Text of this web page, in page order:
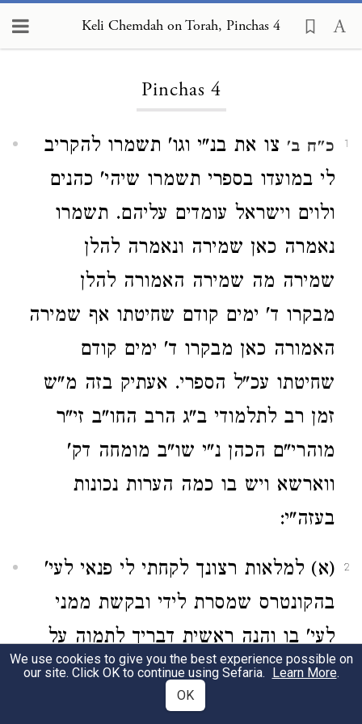
Keli Chemdah on Torah, Pinchas 4
Pinchas 4
1 כ"ח ב' צו את בנ"י וגו' תשמרו להקריב
לי במועדו בספרי תשמרו שיהי' כהנים
ולוים וישראל עומדים עליהם. תשמרו
נאמרה כאן שמירה ונאמרה להלן
שמירה מה שמירה האמורה להלן
מבקרו ד' ימים קודם שחיטתו אף שמירה
האמורה כאן מבקרו ד' ימים קודם
שחיטתו עכ"ל הספרי. אעתיק בזה מ"ש
זמן רב לתלמודי ב"ג הרב החו"ב זי"ר
מוהרי"ם הכהן נ"י שו"ב מומחה דק'
ווארשא ויש בו כמה הערות נכונות
בעזה"י:
2
(א) למלאות רצונך לקחתי לי פנאי לעי'
בהקונטרס שמסרת לידי ובקשת ממני
לעי' בו והנה ראשית דבריך לתמוה על
בעל העיטור המובאבטור יו"ד סי' רס"ה
שכ' בזה"ל מנהג שאבי הבן עומד על
We use cookies to give you the best experience possible on
our site. Click OK to continue using Sefaria. Learn More.
OK